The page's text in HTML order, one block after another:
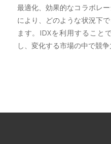
最適化、効果的なコラボレ
により、どのような状況下
ます。IDXを利用すること
し、変化する市場の中で競